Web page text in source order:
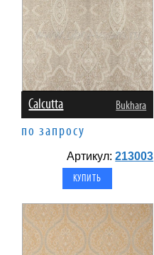
Calcutta Bukhara
по запросу
Артикул:213003